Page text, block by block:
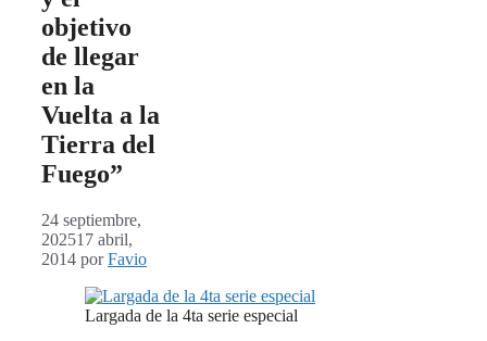
objetivo
de llegar
en la
Vuelta a la
Tierra del
Fuego”
24 septiembre,
202517 abril,
2014 porFavio
Largada de la 4ta serie especial